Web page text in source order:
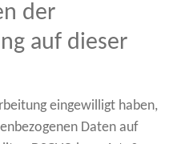
der
auf dieser
eingewilligt haben,
Daten auf